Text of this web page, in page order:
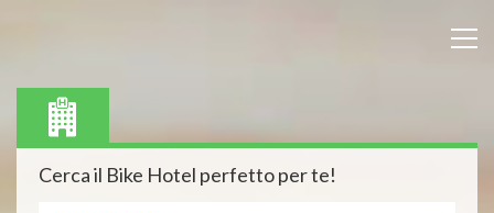
Cerca il Bike Hotel perfetto per te!